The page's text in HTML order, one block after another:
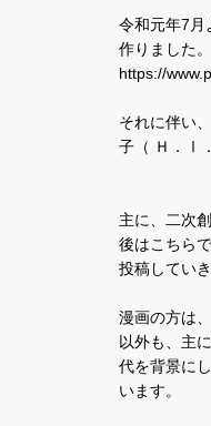
令和元年7月
作りました。
https://
それに伴い
子（ Ｈ．Ⅰ
主に、二次
後はこちら
投稿してい
漫画の方は
以外も、主
代を背景に
います。